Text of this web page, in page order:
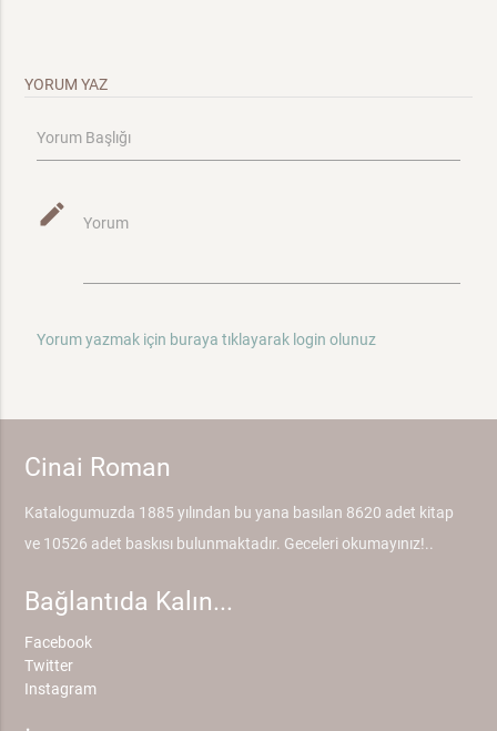
YORUM YAZ
Yorum Başlığı
mode_edit Yorum
Yorum yazmak için buraya tıklayarak login olunuz
Cinai Roman
Katalogumuzda 1885 yılından bu yana basılan 8620 adet kitap
ve 10526 adet baskısı bulunmaktadır. Geceleri okumayınız!..
Bağlantıda Kalın...
Facebook
Twitter
Instagram